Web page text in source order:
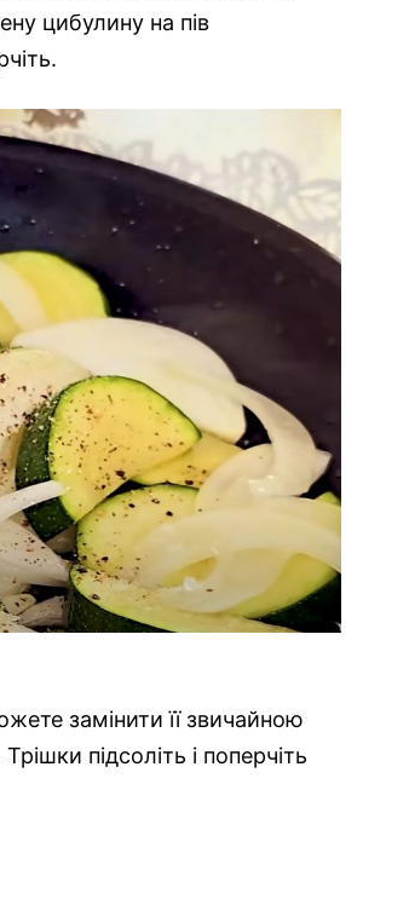
цибулину на пів
замінити її звичайною
підсоліть і поперчіть